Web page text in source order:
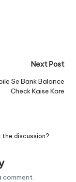
Next Post
Se Bank Balance
Check Kaise Kare
the discussion?